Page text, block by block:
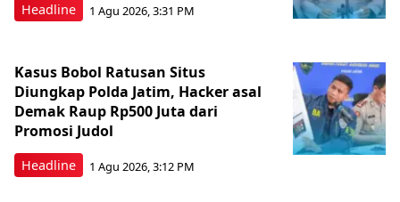
Headline 1 Agu 2026, 3:31 PM
Headline
Kasus Bobol Ratusan Situs
Diungkap Polda Jatim, Hacker asal
Demak Raup Rp500 Juta dari
Promosi Judol
1 Agu 2026, 3:12 PM